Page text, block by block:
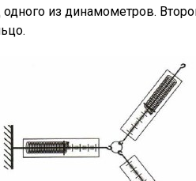
одного из динамометров.